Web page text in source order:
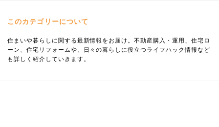
このカテゴリーについて
住まいや暮らしに関する最新情報をお届け。不動産購入・運用、住宅ロ
ーン、住宅リフォームや、日々の暮らしに役立つライフハック情報など
も詳しく紹介していきます。